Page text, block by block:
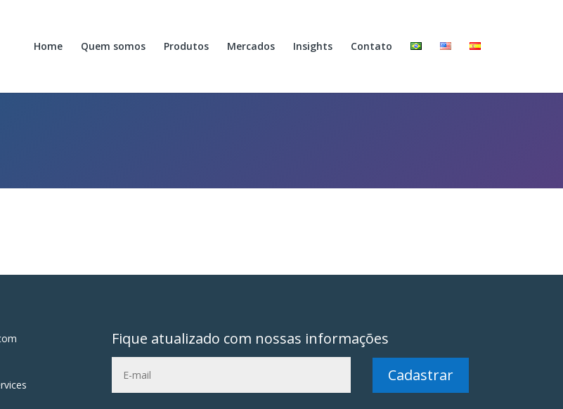
Home Quem somos Produtos Mercados Insights Contato
Fique atualizado com nossas informações
Cadastrar